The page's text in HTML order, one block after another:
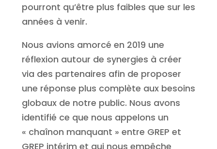
pourront qu’être plus faibles que sur les
années à venir.
Nous avions amorcé en 2019 une
réflexion autour de synergies à créer
via des partenaires afin de proposer
une réponse plus complète aux besoins
globaux de notre public. Nous avons
identifié ce que nous appelons un
« chaînon manquant » entre GREP et
GREP intérim et qui nous empêche